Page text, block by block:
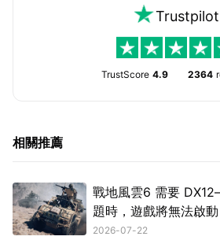
Trustpilot
TrustScore 4.9 2364
相關推薦
戰地風雲6 需要
題時，遊戲將無法啟動
2026-07-22